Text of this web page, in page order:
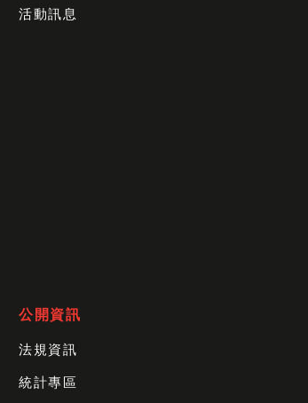
活動訊息
公開資訊
法規資訊
統計專區